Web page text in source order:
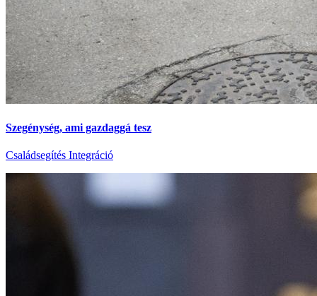
Szegénység, ami gazdaggá tesz
Családsegítés Integráció